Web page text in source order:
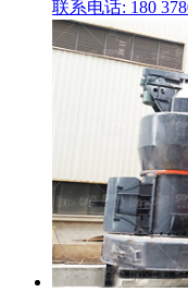
联系电话: 180